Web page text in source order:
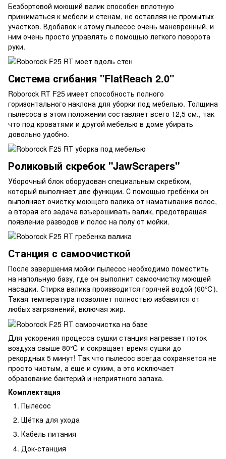
Безбортовой моющий валик способен вплотную
прижиматься к мебели и стенам, не оставляя не промытых
участков. Вдобавок к этому пылесос очень маневренный, и
ним очень просто управлять с помощью легкого поворота
руки.
Система сгибания "FlatReach 2.0"
Roborock RT F25 имеет способность полного
горизонтального наклона для уборки под мебелью. Толщина
пылесоса в этом положении составляет всего 12,5 см., так
что под кроватями и другой мебелью в доме убирать
довольно удобно.
Роликовый скребок "JawScrapers"
Уборочный блок оборудован специальным скребком,
который выполняет две функции. С помощью гребёнки он
выполняет очистку моющего валика от наматывания волос,
а вторая его задача взъерошивать валик, предотвращая
появление разводов и полос на полу от мойки.
Станция с самоочисткой
После завершения мойки пылесос необходимо поместить
на напольную базу, где он выполнит самоочистку моющей
насадки. Стирка валика производится горячей водой (60℃).
Такая температура позволяет полностью избавится от
любых загрязнений, включая жир.
Для ускорения процесса сушки станция нагревает поток
воздуха свыше 80℃ и сокращает время сушки до
рекордных 5 минут! Так что пылесос всегда сохраняется не
просто чистым, а еще и сухим, а это исключает
образование бактерий и неприятного запаха.
Комплектация
Пылесос
Щётка для ухода
Кабель питания
Док-станция